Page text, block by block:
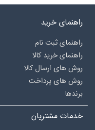
راهنمای خرید
راهنمای ثبت نام
راهنمای خرید کالا
روش های ارسال کالا
روش های پرداخت
برندها
خدمات مشتریان